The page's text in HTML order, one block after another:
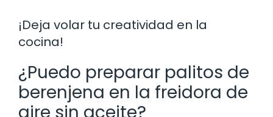
¡Deja volar tu creatividad en la
cocina!
¿Puedo preparar palitos de
berenjena en la freidora de